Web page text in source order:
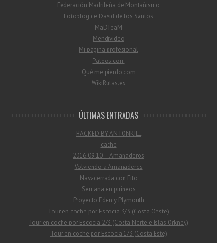
Federación Madrileña de Montañismo
Fotoblog de David de los Santos
MaDTeaM
Mendivideo
Mi página profesional
Pateos.com
Qué me pierdo.com
WikiRutas.es
ÚLTIMAS ENTRADAS
HACKED BY ANTONKILL
cache
2016.09.10 – Amanaderos
Volviendo a Amanaderos
Navacerrada con Fito
Semana en pirineos
Proyecto Eden y Plymouth
Tour en coche por Escocia 3/3 (Costa Oeste)
Tour en coche por Escocia 2/3 (Costa Norte e Islas Orkney)
Tour en coche por Escocia 1/3 (Costa Este)